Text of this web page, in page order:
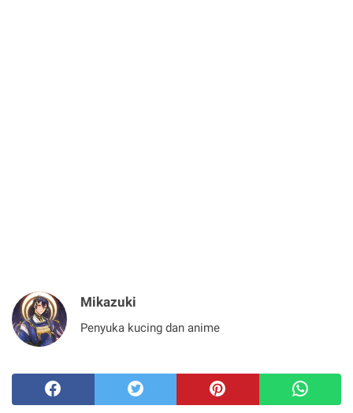
Mikazuki
Penyuka kucing dan anime